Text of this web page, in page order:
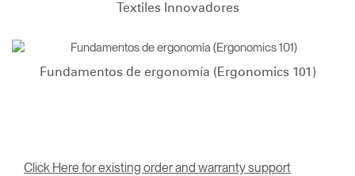
Textiles Innovadores
Fundamentos de ergonomía (Ergonomics 101)
Click Here for existing order and warranty support